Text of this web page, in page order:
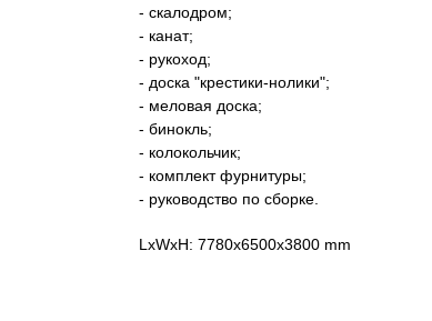
- скалодром;
- канат;
- рукоход;
- доска "крестики-нолики";
- меловая доска;
- бинокль;
- колокольчик;
- комплект фурнитуры;
- руководство по сборке.
LxWxH: 7780x6500x3800 mm